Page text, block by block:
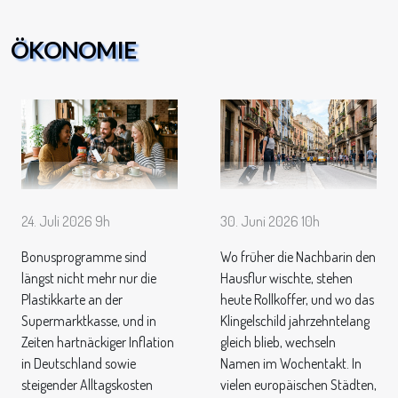
ÖKONOMIE
24. Juli 2026 9h
Bonusprogramme sind
längst nicht mehr nur die
Plastikkarte an der
Supermarktkasse, und in
Zeiten hartnäckiger Inflation
in Deutschland sowie
steigender Alltagskosten
30. Juni 2026 10h
Wo früher die Nachbarin den
Hausflur wischte, stehen
heute Rollkoffer, und wo das
Klingelschild jahrzehntelang
gleich blieb, wechseln
Namen im Wochentakt. In
vielen europäischen Städten,